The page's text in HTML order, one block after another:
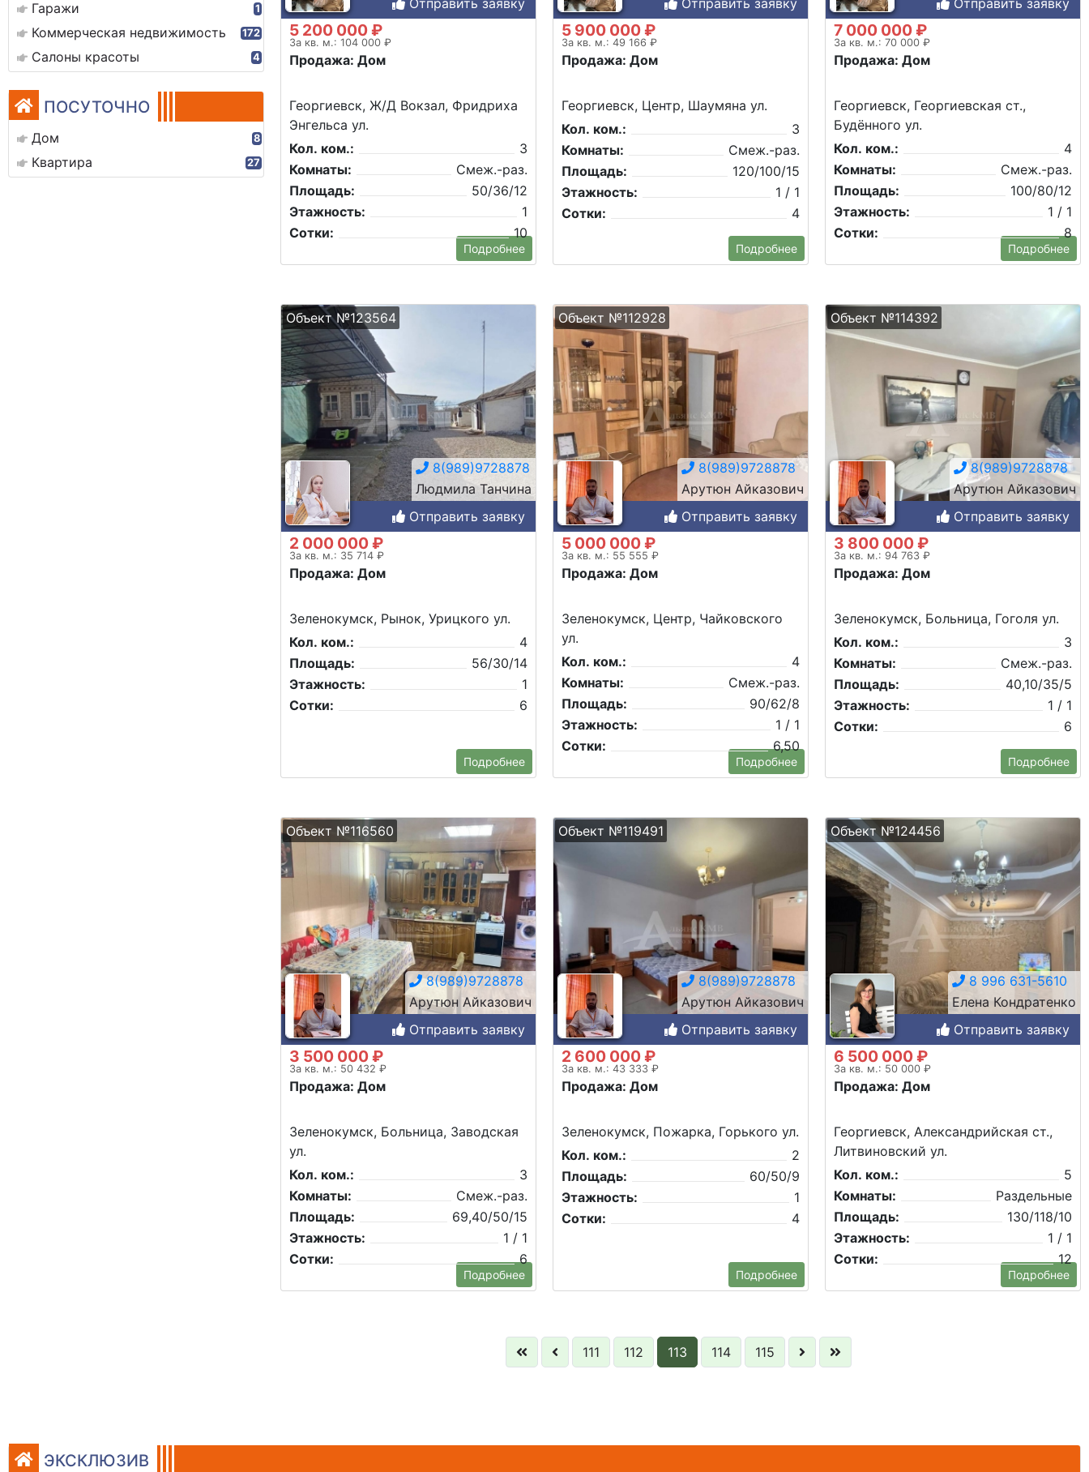
Гаражи 1
Коммерческая недвижимость 172
Салоны красоты 4
ПОСУТОЧНО
Дом 8
Квартира 27
Отправить заявку
5 200 000 ₽
За кв. м.: 104 000 ₽
Продажа: Дом
Георгиевск, Ж/Д Вокзал, Фридриха
Энгельса ул.
Кол. ком.:
3
Комнаты:
Смеж.-раз.
Площадь:
50/36/12
Этажность:
1
Сотки:
10
Подробнее
Отправить заявку
5 900 000 ₽
За кв. м.: 49 166 ₽
Продажа: Дом
Георгиевск, Центр, Шаумяна ул.
Кол. ком.:
3
Комнаты:
Смеж.-раз.
Площадь:
120/100/15
Этажность:
1 / 1
Сотки:
4
Подробнее
Отправить заявку
7 000 000 ₽
За кв. м.: 70 000 ₽
Продажа: Дом
Георгиевск, Георгиевская ст.,
Будённого ул.
Кол. ком.:
4
Комнаты:
Смеж.-раз.
Площадь:
100/80/12
Этажность:
1 / 1
Сотки:
8
Подробнее
Объект №123564
8(989)9728878
Людмила Танчина
Отправить заявку
2 000 000 ₽
За кв. м.: 35 714 ₽
Продажа: Дом
Зеленокумск, Рынок, Урицкого ул.
Кол. ком.:
4
Площадь:
56/30/14
Этажность:
1
Сотки:
6
Подробнее
Объект №112928
8(989)9728878
Арутюн Айказович
Отправить заявку
5 000 000 ₽
За кв. м.: 55 555 ₽
Продажа: Дом
Зеленокумск, Центр, Чайковского
ул.
Кол. ком.:
4
Комнаты:
Смеж.-раз.
Площадь:
90/62/8
Этажность:
1 / 1
Сотки:
6,50
Подробнее
Объект №114392
8(989)9728878
Арутюн Айказович
Отправить заявку
3 800 000 ₽
За кв. м.: 94 763 ₽
Продажа: Дом
Зеленокумск, Больница, Гоголя ул.
Кол. ком.:
3
Комнаты:
Смеж.-раз.
Площадь:
40,10/35/5
Этажность:
1 / 1
Сотки:
6
Подробнее
Объект №116560
8(989)9728878
Арутюн Айказович
Отправить заявку
3 500 000 ₽
За кв. м.: 50 432 ₽
Продажа: Дом
Зеленокумск, Больница, Заводская
ул.
Кол. ком.:
3
Комнаты:
Смеж.-раз.
Площадь:
69,40/50/15
Этажность:
1 / 1
Сотки:
6
Подробнее
Объект №119491
8(989)9728878
Арутюн Айказович
Отправить заявку
2 600 000 ₽
За кв. м.: 43 333 ₽
Продажа: Дом
Зеленокумск, Пожарка, Горького ул.
Кол. ком.:
2
Площадь:
60/50/9
Этажность:
1
Сотки:
4
Подробнее
Объект №124456
8 996 631-5610
Елена Кондратенко
Отправить заявку
6 500 000 ₽
За кв. м.: 50 000 ₽
Продажа: Дом
Георгиевск, Александрийская ст.,
Литвиновский ул.
Кол. ком.:
5
Комнаты:
Раздельные
Площадь:
130/118/10
Этажность:
1 / 1
Сотки:
12
Подробнее
111 112 113 114 115
ЭКСКЛЮЗИВ